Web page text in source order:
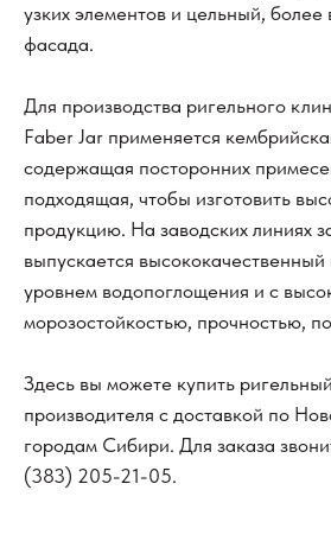
узких элементов и цельный,
фасада.
Для производства ригельного
Faber Jar применяется
содержащая посторонних
подходящая, чтобы изготовить
продукцию. На заводских линиях
выпускается
уровнем водопоглощения и с
морозостойкостью, прочностью,
Здесь вы можете купить
производителя с доставкой по
городам Сибири. Для заказа
(383) 205-21-05.